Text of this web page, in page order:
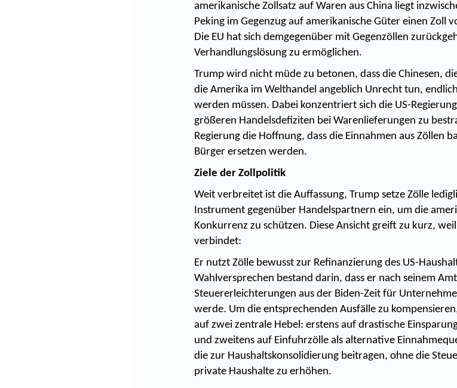
amerikanische Zollsatz auf Waren aus China liegt
Peking im Gegenzug auf amerikanische Güter einen Zoll
Die EU hat sich demgegenüber mit Gegenzöllen
Verhandlungslösung zu ermöglichen.
Trump wird nicht müde zu betonen, dass die Chinesen,
die Amerika im Welthandel angeblich Unrecht tun,
werden müssen. Dabei konzentriert sich die US-
größeren Handelsdefiziten bei Warenlieferungen zu
Regierung die Hoffnung, dass die Einnahmen aus Zöllen
Bürger ersetzen werden.
Ziele der Zollpolitik
Weit verbreitet ist die Auffassung, Trump setze Zölle
Instrument gegenüber Handelspartnern ein, um die
Konkurrenz zu schützen. Diese Ansicht greift zu kurz,
verbindet:
Er nutzt Zölle bewusst zur Refinanzierung des US-
Wahlversprechen bestand darin, dass er nach seinem
Steuererleichterungen aus der Biden-Zeit für
werde. Um die entsprechenden Ausfälle zu
auf zwei zentrale Hebel: erstens auf drastische
und zweitens auf Einfuhrzölle als alternative
die zur Haushaltskonsolidierung beitragen, ohne die
private Haushalte zu erhöhen.